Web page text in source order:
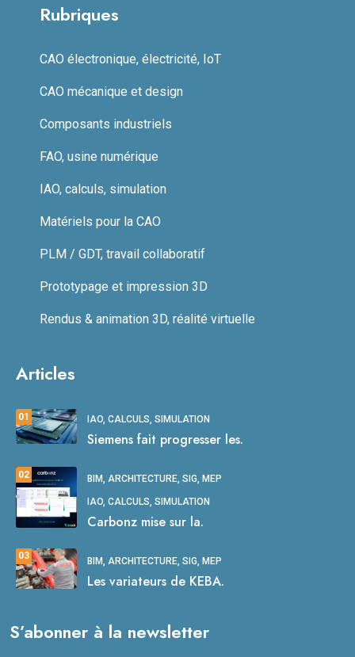
Rubriques
CAO électronique, électricité, IoT
CAO mécanique et design
Composants industriels
FAO, usine numérique
IAO, calculs, simulation
Matériels pour la CAO
PLM / GDT, travail collaboratif
Prototypage et impression 3D
Rendus & animation 3D, réalité virtuelle
Articles
01 IAO, CALCULS, SIMULATION
Siemens fait progresser les.
02 BIM, ARCHITECTURE, SIG, MEP
IAO, CALCULS, SIMULATION
Carbonz mise sur la.
03 BIM, ARCHITECTURE, SIG, MEP
Les variateurs de KEBA.
S’abonner à la newsletter